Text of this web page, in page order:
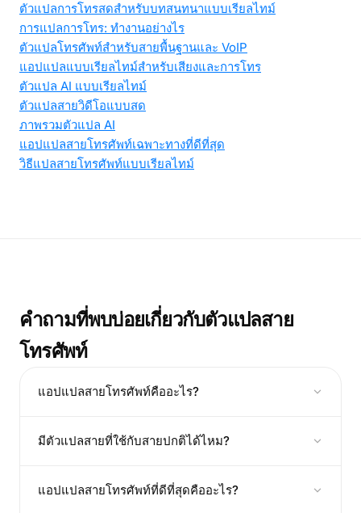
ตัวแปลการโทรสดสำหรับบทสนทนาแบบเรียลไทม์
การแปลการโทร: ทำงานอย่างไร
ตัวแปลโทรศัพท์สำหรับสายพื้นฐานและ VoIP
แอปแปลแบบเรียลไทม์สำหรับเสียงและการโทร
ตัวแปล AI แบบเรียลไทม์
ตัวแปลสายวิดีโอแบบสด
ภาพรวมตัวแปล AI
แอปแปลสายโทรศัพท์เฉพาะทางที่ดีที่สุด
วิธีแปลสายโทรศัพท์แบบเรียลไทม์
คำถามที่พบบ่อยเกี่ยวกับตัวแปลสาย
โทรศัพท์
แอปแปลสายโทรศัพท์คืออะไร?
มีตัวแปลสายที่ใช้กับสายปกติได้ไหม?
แอปแปลสายโทรศัพท์ที่ดีที่สุดคืออะไร?